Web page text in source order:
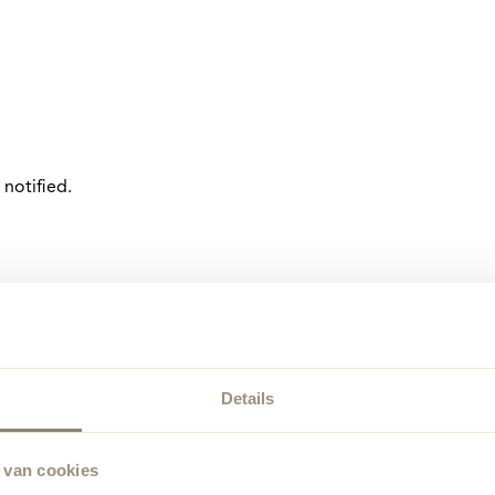
Details
cookies
notified.